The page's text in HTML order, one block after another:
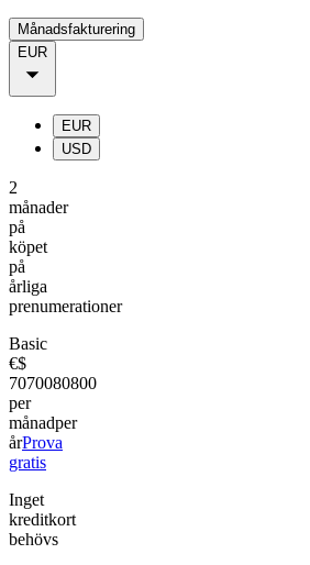
Månadsfakturering
EUR
EUR
USD
2
månader
på
köpet
på
årliga
prenumerationer
Basic
€$
7070080800
per
månadper
årProva
gratis
Inget
kreditkort
behövs